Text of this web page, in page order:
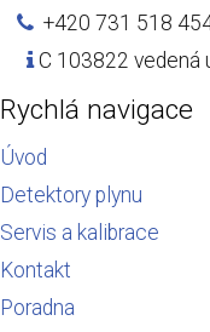
+420 731 518
C 103822 vedená
Rychlá navigace
Úvod
Detektory plynu
Servis a kalibrace
Kontakt
Poradna